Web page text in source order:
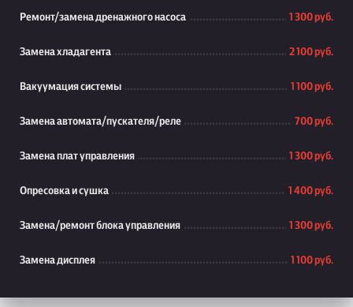
Ремонт/замена дренажного насоса 1 300 руб.
Замена хладагента 2 100 руб.
Вакуумация системы 1 100 руб.
Замена автомата/пускателя/реле 700 руб.
Замена плат управления 1 300 руб.
Опресовка и сушка 1 400 руб.
Замена/ремонт блока управления 1 300 руб.
Замена дисплея 1 100 руб.